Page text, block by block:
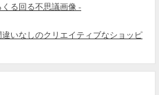
る回る不思議画像 -
いなしのクリエイティブなショッピ